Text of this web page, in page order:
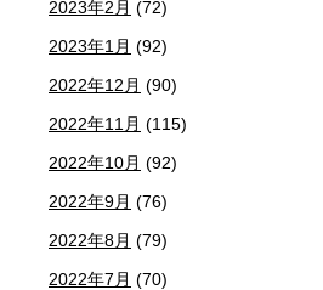
2023年2月 (72)
2023年1月 (92)
2022年12月 (90)
2022年11月 (115)
2022年10月 (92)
2022年9月 (76)
2022年8月 (79)
2022年7月 (70)